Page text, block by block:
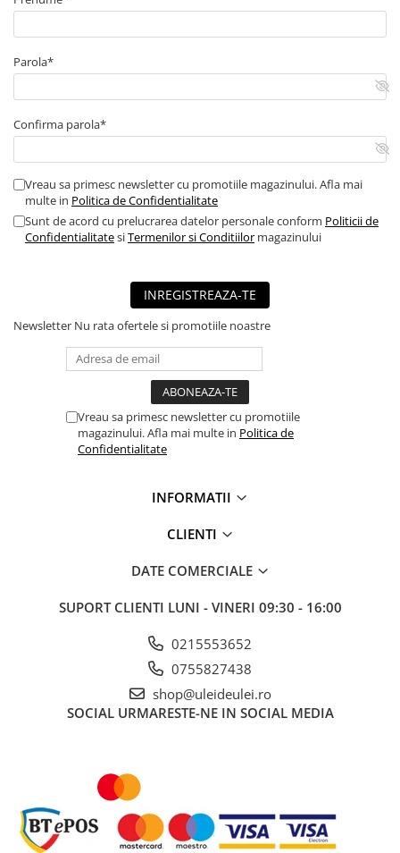
Parola*
Confirma parola*
Vreau sa primesc newsletter cu promotiile magazinului. Afla mai
multe in Politica de Confidentialitate
Sunt de acord cu prelucrarea datelor personale conform Politicii de
ConfidentialitatesiTermenilor si Conditiilor magazinului
INREGISTREAZA-TE
Newsletter Nu rata ofertele si promotiile noastre
Vreau sa primesc newsletter cu promotiile
magazinului. Afla mai multe in Politica de
Confidentialitate
INFORMATII
CLIENTI
DATE COMERCIALE
SUPORT CLIENTI LUNI - VINERI 09:30 - 16:00
0215553652
0755827438
shop@uleideulei.ro
SOCIAL URMARESTE-NE IN SOCIAL MEDIA